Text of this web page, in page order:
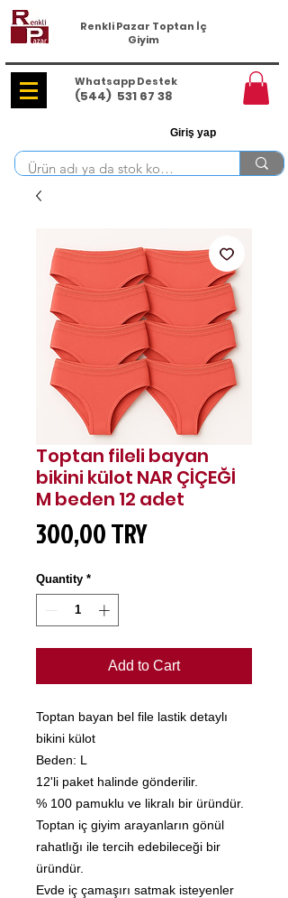
Renkli Pazar Toptan İç
Giyim
Whatsapp Destek
(544) 531 67 38
Giriş yap
Toptan fileli bayan
bikini külot NAR ÇİÇEĞİ
M beden 12 adet
300,00 TRYPrice
Quantity *
Add to Cart
Toptan bayan bel file lastik detaylı
bikini külot
Beden: L
12'li paket halinde gönderilir.
% 100 pamuklu ve likralı bir üründür.
Toptan iç giyim arayanların gönül
rahatlığı ile tercih edebileceği bir
üründür.
Evde iç çamaşırı satmak isteyenler